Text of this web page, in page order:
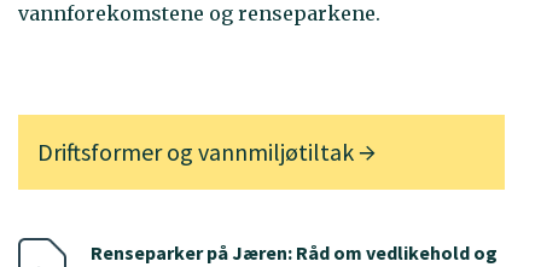
vannforekomstene og renseparkene.
Driftsformer og vannmiljøtiltak
Renseparker på Jæren: Råd om vedlikehold og